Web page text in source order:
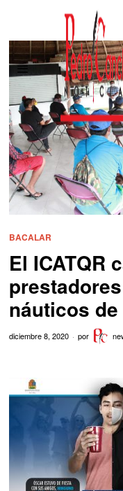
BACALAR
El ICATQR
náuticos
diciembre 8, 2020 por